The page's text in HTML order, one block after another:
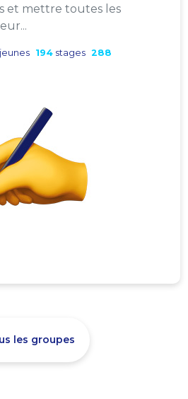
et mettre toutes les
jeunes 194 stages 288
les groupes